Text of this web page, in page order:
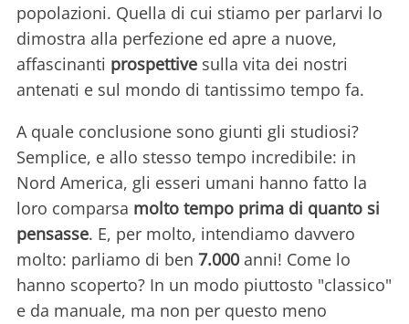
popolazioni. Quella di cui stiamo per parlarvi lo
dimostra alla perfezione ed apre a nuove,
affascinanti prospettive sulla vita dei nostri
antenati e sul mondo di tantissimo tempo fa.
A quale conclusione sono giunti gli studiosi?
Semplice, e allo stesso tempo incredibile: in
Nord America, gli esseri umani hanno fatto la
loro comparsa molto tempo prima di quanto si
pensasse. E, per molto, intendiamo davvero
molto: parliamo di ben 7.000 anni! Come lo
hanno scoperto? In un modo piuttosto "classico"
e da manuale, ma non per questo meno